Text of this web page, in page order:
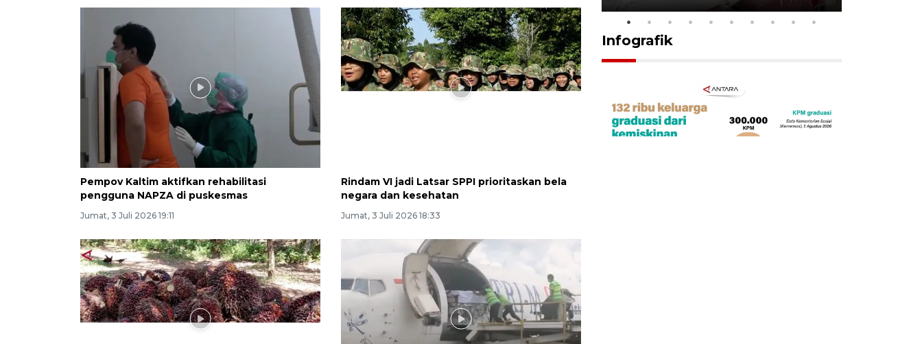
Pempov Kaltim aktifkan rehabilitasi
pengguna NAPZA di puskesmas
Jumat, 3 Juli 2026 19:11
Rindam VI jadi Latsar SPPI prioritaskan bela
negara dan kesehatan
Jumat, 3 Juli 2026 18:33
Infografik